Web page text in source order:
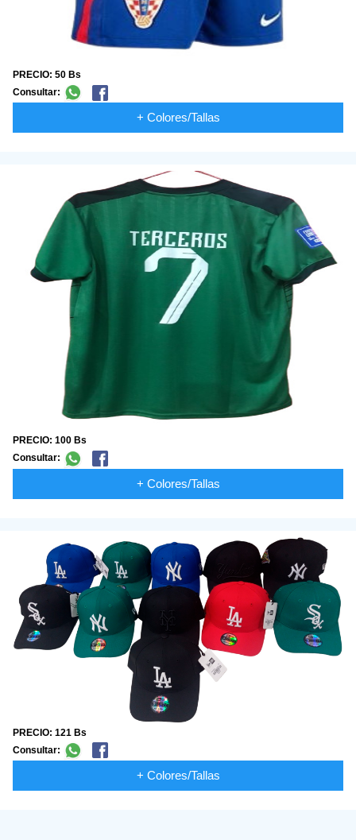
PRECIO: 50 Bs
Consultar:
+ Colores/Tallas
PRECIO: 100 Bs
Consultar:
+ Colores/Tallas
PRECIO: 121 Bs
Consultar:
+ Colores/Tallas